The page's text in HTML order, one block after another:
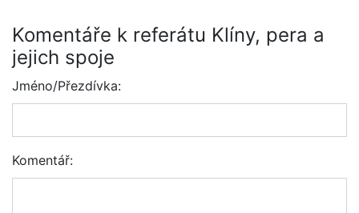
Komentáře k referátu Klíny, pera a
jejich spoje
Jméno/Přezdívka:
Komentář: